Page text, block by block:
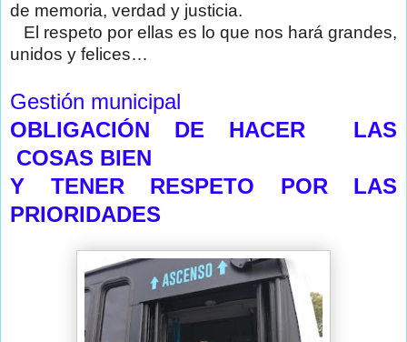
de memoria, verdad y justicia.
El respeto por ellas es lo que nos hará grandes,
unidos y felices…
Gestión municipal
OBLIGACIÓN DE HACER LAS
COSAS BIEN
Y TENER RESPETO POR LAS
PRIORIDADES